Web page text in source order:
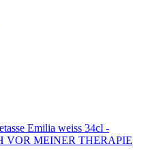
Emilia weiss 34cl -
VOR MEINER THERAPIE